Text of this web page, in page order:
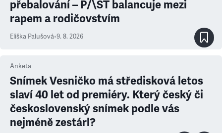
přebalování – P/\ST balancuje mezi
rapem a rodičovstvím
Eliška Palušová•9. 8. 2026
Anketa
Snímek Vesničko má středisková letos
slaví 40 let od premiéry. Který český či
československý snímek podle vás
nejméně zestárl?